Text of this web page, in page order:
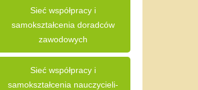
Sieć współpracy i
samokształcenia doradców
zawodowych
Sieć współpracy i
samokształcenia nauczycieli-